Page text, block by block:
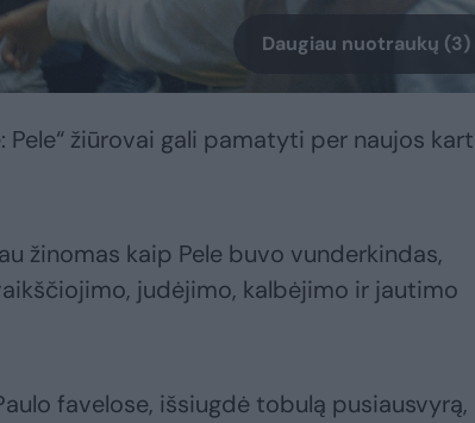
Daugiau nuotraukų (3)
Pele“ žiūrovai gali pamatyti per naujos
žinomas kaip Pele buvo vunderkindas,
judėjimo, kalbėjimo ir jautimo
favelose, išsiugdė tobulą pusiausvyrą,